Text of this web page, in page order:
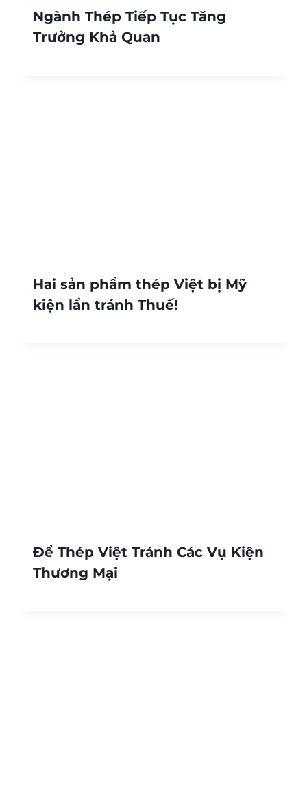
Ngành Thép Tiếp Tục Tăng
Trưởng Khả Quan
Hai sản phẩm thép Việt bị Mỹ
kiện lẩn tránh Thuế!
Để Thép Việt Tránh Các Vụ Kiện
Thương Mại